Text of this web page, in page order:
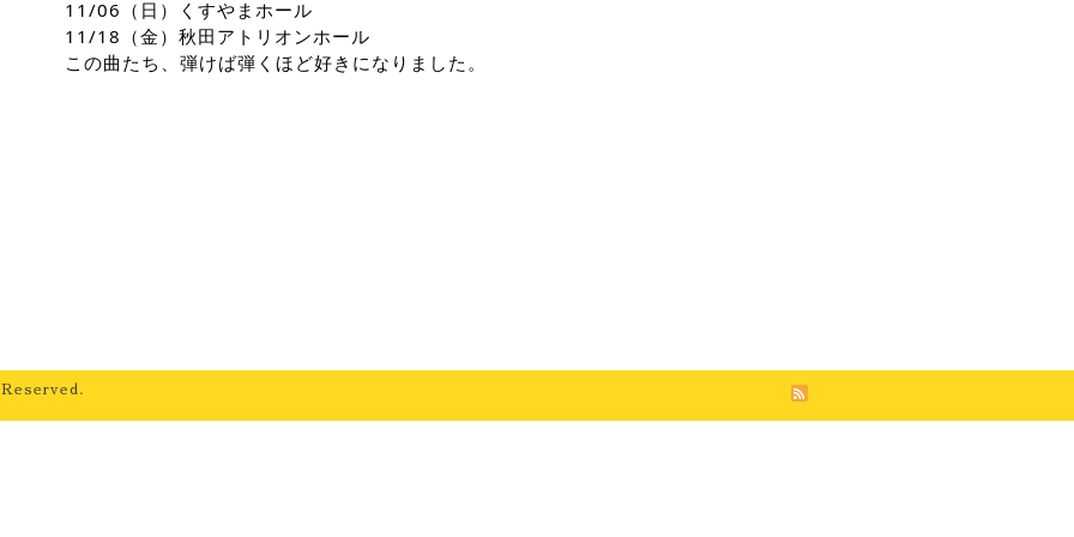
11/06（日）くすやまホール
11/18（金）秋田アトリオンホール
この曲たち、弾けば弾くほど好きになりました。